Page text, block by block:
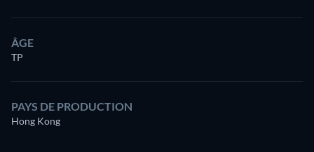
ÂGE
TP
PAYS DE PRODUCTION
Hong Kong